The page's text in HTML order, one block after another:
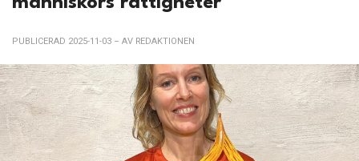
PUBLICERAD 2025-11-03 – AV REDAKTIONEN